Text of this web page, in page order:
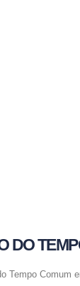
DO
Tempo Comum